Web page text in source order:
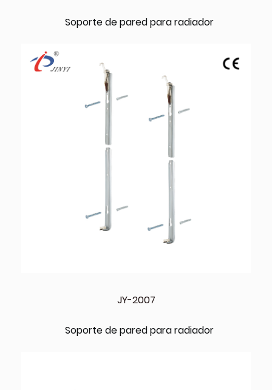
Soporte de pared para radiador
JY-2007
Soporte de pared para radiador